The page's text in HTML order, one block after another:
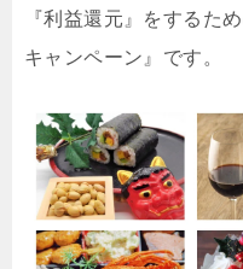
『利益還元』をするた
キャンペーン』です。